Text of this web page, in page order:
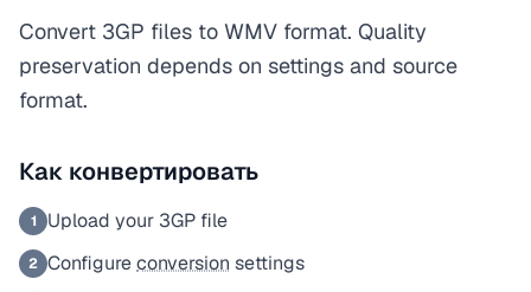
Convert 3GP files to WMV format. Quality
preservation depends on settings and source
format.
Как конвертировать
1 Upload your 3GP file
2 Configureconversion settings